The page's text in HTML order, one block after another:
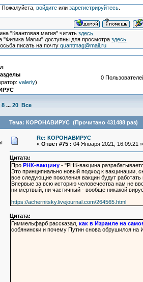
Пожалуйста, войдитеили зарегистрируйтесь.
"Квантовая магия" читатьздесь
"Физика Магии" доступны для просмотраздесь
писать на почтуquantmag@mail.ru
valeriy)
0
8 ... 20 Все
Тема: КОРОНАВИРУС (Прочитано 431488 раз)
Re: КОРОНАВИРУС
« Ответ #75 : 04 Января 2021, 16:09:21 »
Цитата:
Про РНК-вакцину- "РНК-вакцина
Это принципиально новый подход к вакцинации,
все следующие поколения вакцин будут
Впервые за всю историю человечества нам не
ни мёртвый, ни частичный - вообще никакой
https://achernitsky.livejournal.com/264565.html
Цитата:
Гиммельфарб рассказал, как в Израиле на
собянински и почему Путин снова обрушился на